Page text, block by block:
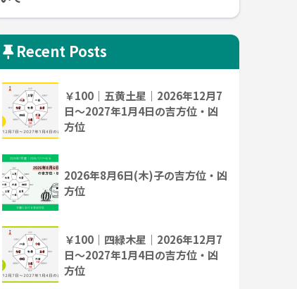
Recent Posts
￥100｜五黄土星｜2026年12月7
日～2027年1月4日の吉方位・凶
方位
2026年8月6日(木)子の吉方位・凶
方位
￥100｜四緑木星｜2026年12月7
日～2027年1月4日の吉方位・凶
方位